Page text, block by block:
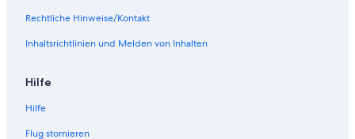
Rechtliche Hinweise/Kontakt
Inhaltsrichtlinien und Melden von Inhalten
Hilfe
Hilfe
Flug stornieren